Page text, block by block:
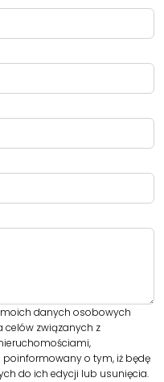
danych osobowych
celów związanych z
poinformowany o tym, iż będę
do ich edycji lub usunięcia.